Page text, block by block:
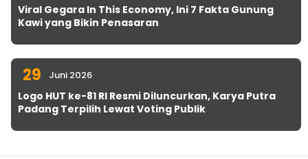
Viral Gegara In This Economy, Ini 7 Fakta Gunung
Kawi yang Bikin Penasaran
29 Juni 2026
Logo HUT ke-81 RI Resmi Diluncurkan, Karya Putra
Padang Terpilih Lewat Voting Publik